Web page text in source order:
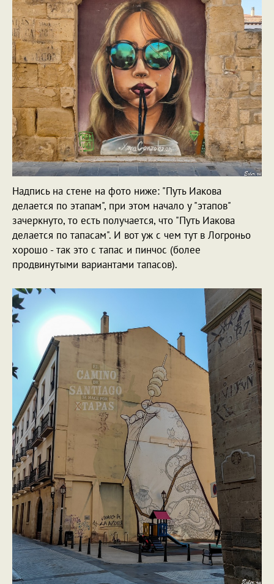
Надпись на стене на фото ниже: "Путь Иакова
делается по этапам", при этом начало у "этапов"
зачеркнуто, то есть получается, что "Путь Иакова
делается по тапасам". И вот уж с чем тут в Логроньо
хорошо - так это с тапас и пинчос (более
продвинутыми вариантами тапасов).